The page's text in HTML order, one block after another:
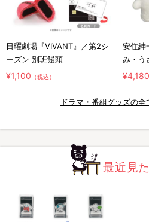
日曜劇場『VIVANT』／第2シ
ーズン 別班饅頭
¥1,100 （税込）
安住紳
み・う
ホルダ
¥4,180
ドラマ・番組グッズの
最近見